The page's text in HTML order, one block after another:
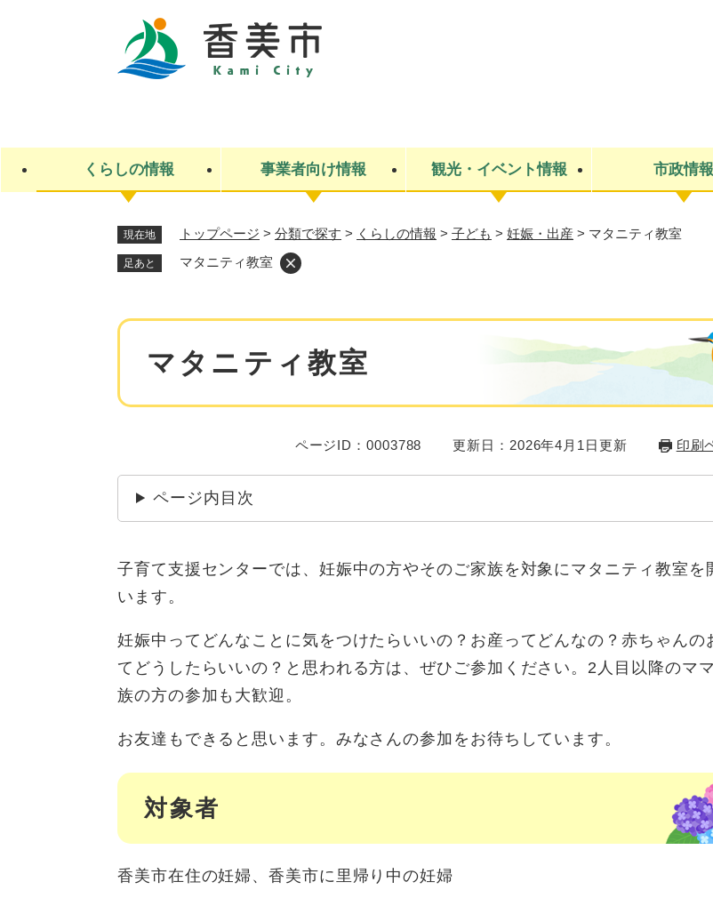
索
くらしの情報
ライフステージ 住民票・戸籍
交通情報 市役所・施設案内
事業者向け情報
産業振興
観光・イベント情報
観光スポット・観光施設 イベント・お祭り・特産品
市政情報
市政への参加
現在地 トップページ > 分類で探す > くらしの情報 > 子ども > 妊娠・出産 > マタニティ教室
足あと マタニティ教室
本
マタニティ教室
ページID：0003788 更新日：2026年4月1日更新 印刷
ページ内目次
子育て支援センターでは、妊娠中の方やそのご家族を対象にマタニティ教室を
います。
妊娠中ってどんなことに気をつけたらいいの？お産ってどんなの？赤ちゃんの
てどうしたらいいの？と思われる方は、ぜひご参加ください。2人目以降のマ
族の方の参加も大歓迎。
お友達もできると思います。みなさんの参加をお待ちしています。
対象者
香美市在住の妊婦、香美市に里帰り中の妊婦